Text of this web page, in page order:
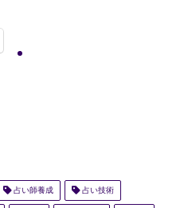
占い師養成 占い技術